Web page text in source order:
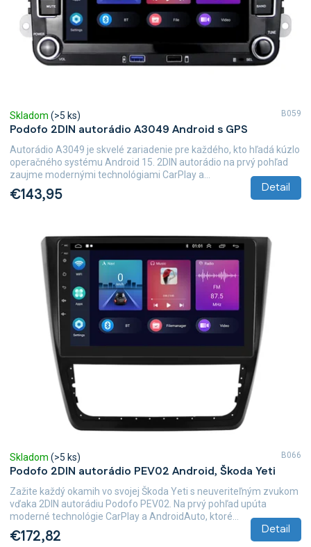
Podofo 2DIN autorádio A3049 Android s GPS
Skladom (>5 ks)
€143,95 Detail
Autorádio A3049 je skvelé zariadenie pre každého, kto hľadá kúzlo
operačného systému Android 15. 2DIN autorádio na prvý pohľad
zaujme modernými technológiami CarPlay a...
B059
Podofo 2DIN autorádio PEV02 Android, Škoda Yeti
Skladom (>5 ks)
€172,82 Detail
Zažite každý okamih vo svojej Škoda Yeti s neuveriteľným zvukom
vďaka 2DIN autorádiu Podofo PEV02. Na prvý pohľad upúta
moderné technológie CarPlay a AndroidAuto, ktoré...
B066